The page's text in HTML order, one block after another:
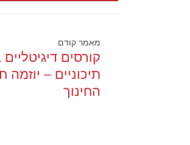
מאמר קודם
קורסים
תיכוניים –
החינוך